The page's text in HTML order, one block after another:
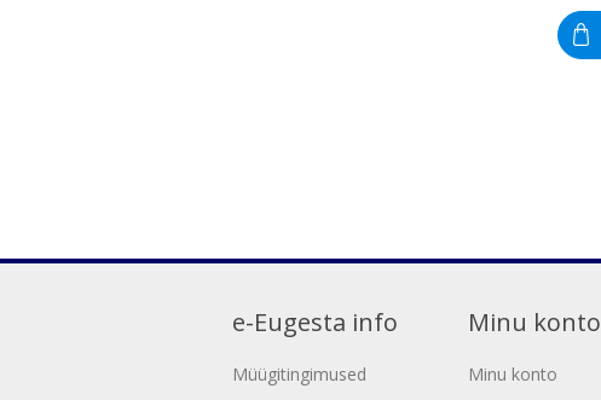
e-Eugesta info
Müügitingimused
Minu konto
Minu konto